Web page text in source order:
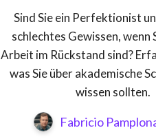
Sind Sie ein Perfektionist
schlechtes Gewissen, wenn
Arbeit im Rückstand sind?
was Sie über akademische
wissen sollten.
Fabricio